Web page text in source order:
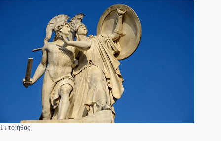
Τι το ήθος